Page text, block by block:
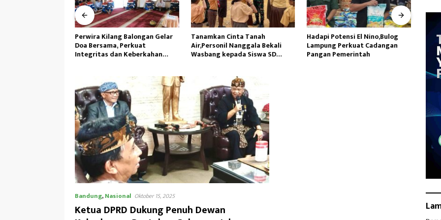
Perwira Kilang Balongan Gelar
Doa Bersama, Perkuat
Integritas dan Keberkahan
Tanamkan Cinta Tanah
Air,Personil Nanggala Bekali
Wasbang kepada Siswa SD
Hadapi Potensi El Nino,Bulog
Lampung Perkuat Cadangan
Pangan Pemerintah
Bandung,Nasional Oktober 15, 2025
Ketua DPRD Dukung Penuh Dewan